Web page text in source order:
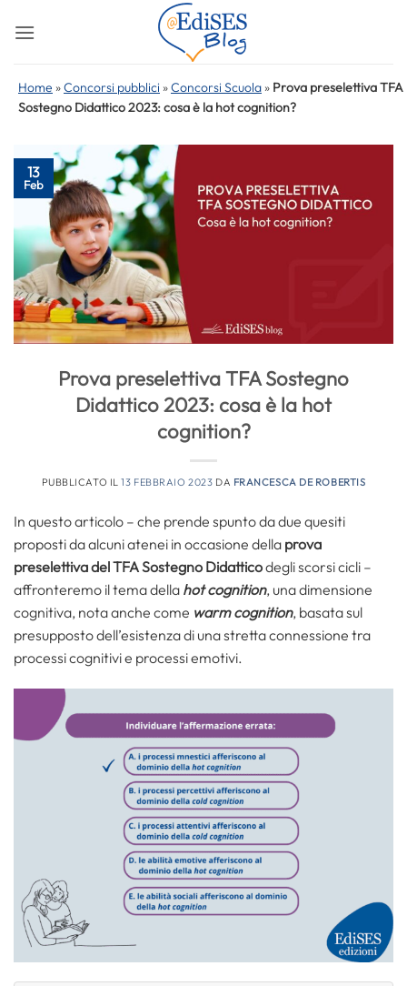
Home »Concorsi pubblici »Concorsi Scuola » Prova preselettiva TFA
Sostegno Didattico 2023: cosa è la hot cognition?
13
Feb
Prova preselettiva TFA Sostegno
Didattico 2023: cosa è la hot
cognition?
PUBBLICATO IL13 FEBBRAIO 2023 DA FRANCESCA DE ROBERTIS
In questo articolo – che prende spunto da due quesiti
proposti da alcuni atenei in occasione della prova
preselettiva del TFA Sostegno Didatticodegli scorsi cicli –
affronteremo il tema della hot cognition, una dimensione
cognitiva, nota anche come warm cognition, basata sul
presupposto dell’esistenza di una stretta connessione tra
processi cognitivi e processi emotivi.